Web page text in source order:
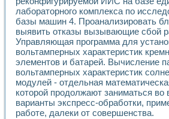
Система статистической
Автоматизация лазерно-
Модельно-измерительный
Использование технологий
Учебный практикум
Учебный стенд для
Оборудование и
Виртуальный лабораторный
Управление роботом ТУР-10
Аппаратно-программный
лабораторного комплекса по
базы машин 4. Проанализировать
выявить отказы вызывающие сбой
Управляющая программа для
вольтамперных характеристик
элементов и батарей. Вычисление
вольтамперных характеристик
модулей - отдельная
которой продолжают заниматься
варианты экспресс-обработки,
работе, далеки от совершенства.